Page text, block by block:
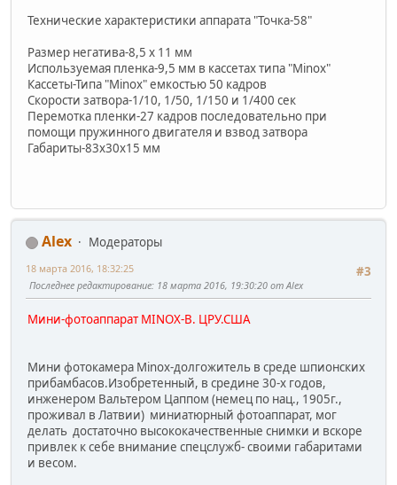
Технические характеристики аппарата "Точка-58"
Размер негатива-8,5 х 11 мм
Используемая пленка-9,5 мм в кассетах типа "Minox"
Кассеты-Типа "Minox" емкостью 50 кадров
Скорости затвора-1/10, 1/50, 1/150 и 1/400 сек
Перемотка пленки-27 кадров последовательно при
помощи пружинного двигателя и взвод затвора
Габариты-83х30х15 мм
Alex
Модераторы
#3
18 марта 2016, 18:32:25
Последнее редактирование: 18 марта 2016, 19:30:20 от Alex
Мини-фотоаппарат MINOX-B. ЦРУ.США
Мини фотокамера Minox-долгожитель в среде шпионских
прибамбасов.Изобретенный, в средине 30-х годов,
инженером Вальтером Цаппом (немец по нац., 1905г.,
проживал в Латвии) миниатюрный фотоаппарат, мог
делать достаточно высококачественные снимки и вскоре
привлек к себе внимание спецслужб- своими габаритами
и весом.